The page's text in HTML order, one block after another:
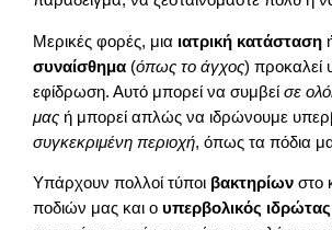
Μερικές φορές, μια ιατρική κατάσταση
συναίσθημα (όπως το άγχος) προκαλεί
εφίδρωση. Αυτό μπορεί να συμβείσε
μας ή μπορεί απλώς να ιδρώνουμε
συγκεκριμένη περιοχή, όπως τα πόδια
Υπάρχουν πολλοί τύποι βακτηρίων στο
ποδιών μας και ο υπερβολικός ιδρώτας